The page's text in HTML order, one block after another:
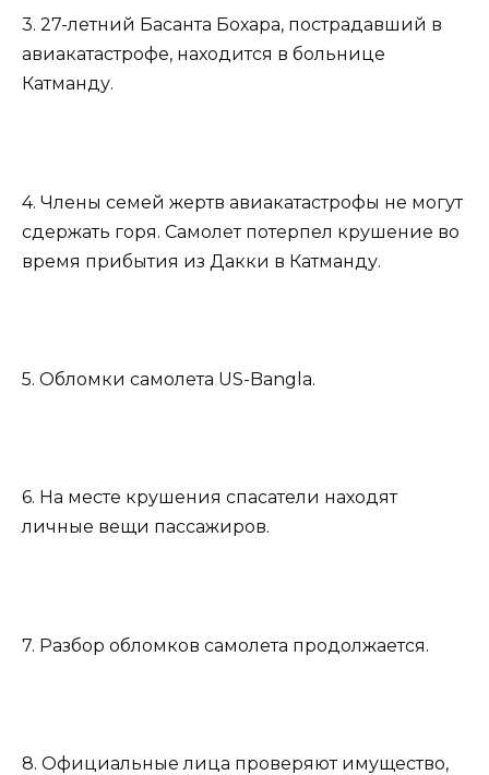
3. 27-летний Басанта Бохара, пострадавший в
авиакатастрофе, находится в больнице
Катманду.
4. Члены семей жертв авиакатастрофы не могут
сдержать горя. Самолет потерпел крушение во
время прибытия из Дакки в Катманду.
5. Обломки самолета US-Bangla.
6. На месте крушения спасатели находят
личные вещи пассажиров.
7. Разбор обломков самолета продолжается.
8. Официальные лица проверяют имущество,